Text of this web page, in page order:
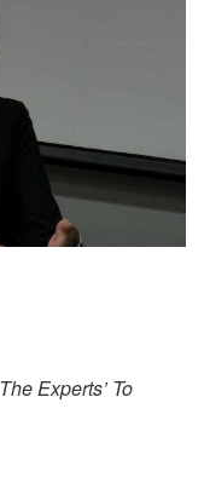
Experts’ To